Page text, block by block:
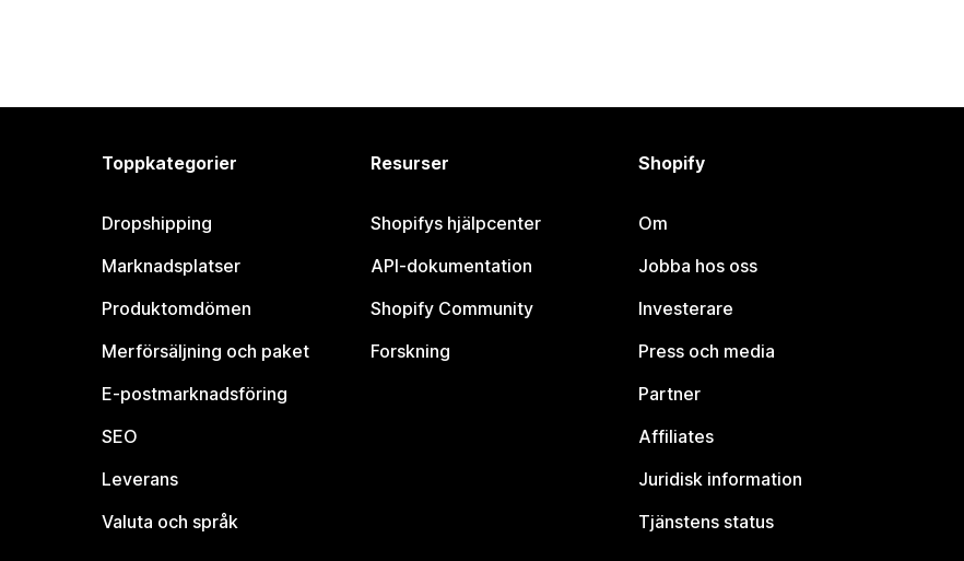
Toppkategorier
Dropshipping
Marknadsplatser
Produktomdömen
Merförsäljning och paket
E-postmarknadsföring
SEO
Leverans
Valuta och språk
Resurser
Shopifys hjälpcenter
API-dokumentation
Shopify Community
Forskning
Shopify
Om
Jobba hos oss
Investerare
Press och media
Partner
Affiliates
Juridisk information
Tjänstens status